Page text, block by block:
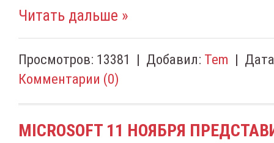
Читать дальше »
Просмотров: 13381 | Добавил: Tem |
Комментарии (0)
MICROSOFT 11 НОЯБРЯ